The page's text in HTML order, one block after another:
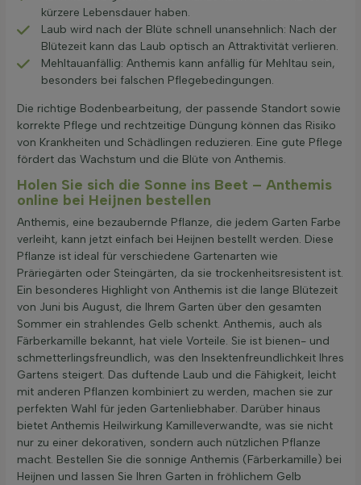
kürzere Lebensdauer haben.
Laub wird nach der Blüte schnell unansehnlich: Nach der
Blütezeit kann das Laub optisch an Attraktivität verlieren.
Mehltauanfällig: Anthemis kann anfällig für Mehltau sein,
besonders bei falschen Pflegebedingungen.
Die richtige Bodenbearbeitung, der passende Standort sowie
korrekte Pflege und rechtzeitige Düngung können das Risiko
von Krankheiten und Schädlingen reduzieren. Eine gute Pflege
fördert das Wachstum und die Blüte von Anthemis.
Holen Sie sich die Sonne ins Beet – Anthemis
online bei Heijnen bestellen
Anthemis, eine bezaubernde Pflanze, die jedem Garten Farbe
verleiht, kann jetzt einfach bei Heijnen bestellt werden. Diese
Pflanze ist ideal für verschiedene Gartenarten wie
Präriegärten oder Steingärten, da sie trockenheitsresistent ist.
Ein besonderes Highlight von Anthemis ist die lange Blütezeit
von Juni bis August, die Ihrem Garten über den gesamten
Sommer ein strahlendes Gelb schenkt. Anthemis, auch als
Färberkamille bekannt, hat viele Vorteile. Sie ist bienen- und
schmetterlingsfreundlich, was den Insektenfreundlichkeit Ihres
Gartens steigert. Das duftende Laub und die Fähigkeit, leicht
mit anderen Pflanzen kombiniert zu werden, machen sie zur
perfekten Wahl für jeden Gartenliebhaber. Darüber hinaus
bietet Anthemis Heilwirkung Kamilleverwandte, was sie nicht
nur zu einer dekorativen, sondern auch nützlichen Pflanze
macht. Bestellen Sie die sonnige Anthemis (Färberkamille) bei
Heijnen und lassen Sie Ihren Garten in fröhlichem Gelb